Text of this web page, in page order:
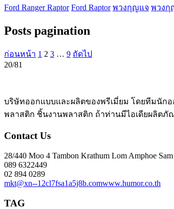
Ford Ranger Raptor Ford Raptor พวงกุญแจ พวงกุ
Posts pagination
ก่อนหน้า 1 2 3 … 9 ถัดไป
20/81
บริษัทออกแบบและผลิตของพรีเมี่ยม โดยทีมนัก
พลาสติก ชิ้นงานพลาสติก ถ้าท่านมีไอเดียผลิตภัณฑ์
Contact Us
28/440 Moo 4 Tambon Krathum Lom Amphoe
089 6322449
02 894 0289
mkt@xn--12cl7fsa1a5j8b.comwww.humor.co.th
TAG